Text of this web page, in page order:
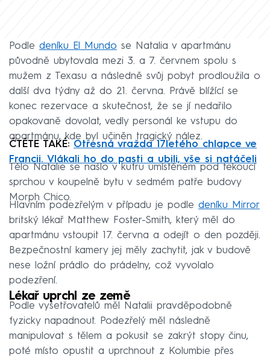
Podle deníku El Mundo se Natalia v apartmánu
původně ubytovala mezi 3. a 7. červnem spolu s
mužem z Texasu a následně svůj pobyt prodloužila o
další dva týdny až do 21. června. Právě blížící se
konec rezervace a skutečnost, že se jí nedařilo
opakovaně dovolat, vedly personál ke vstupu do
apartmánu, kde byl učiněn tragický nález.
ČTĚTE TAKÉ: Otřesná vražda 17letého chlapce ve
Francii. Vlákali ho do pasti a ubili, vše si natáčeli
Tělo Natalie se našlo v kufru umístěném pod tekoucí
sprchou v koupelně bytu v sedmém patře budovy
Morph Chico.
Hlavním podezřelým v případu je podle deníku Mirror
britský lékař Matthew Foster-Smith, který měl do
apartmánu vstoupit 17. června a odejít o den později.
Bezpečnostní kamery jej měly zachytit, jak v budově
nese ložní prádlo do prádelny, což vyvolalo
podezření.
Lékař uprchl ze země
Podle vyšetřovatelů měl Natalii pravděpodobně
fyzicky napadnout. Podezřelý měl následně
manipulovat s tělem a pokusit se zakrýt stopy činu,
poté místo opustit a uprchnout z Kolumbie přes